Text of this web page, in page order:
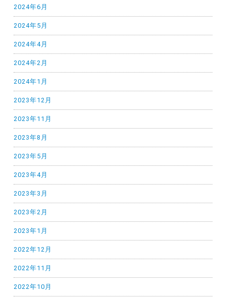
2024年6月
2024年5月
2024年4月
2024年2月
2024年1月
2023年12月
2023年11月
2023年8月
2023年5月
2023年4月
2023年3月
2023年2月
2023年1月
2022年12月
2022年11月
2022年10月